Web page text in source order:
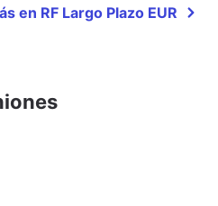
en RF Largo Plazo EUR